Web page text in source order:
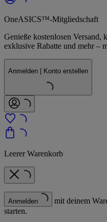
OneASICS™-Mitgliedschaft
Genieße kostenlosen Versand,
exklusive Rabatte und mehr
Anmelden | Konto erstellen
Leerer Warenkorb
Anmelden
mit deinem
starten.